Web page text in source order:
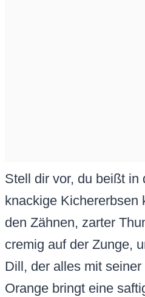
Stell dir vor, du beißt in
knackige Kichererbsen
den Zähnen, zarter
cremig auf der Zunge,
Dill, der alles mit
Orange bringt eine